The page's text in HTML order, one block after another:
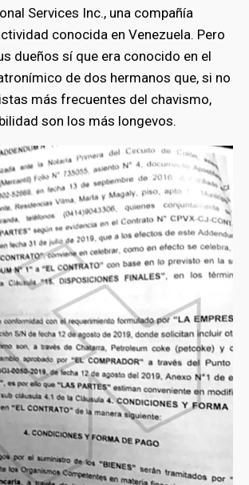
Services Inc., una compañía
conocida en Venezuela. Pero
dueños sí que era conocido en el
de dos hermanos que, si no
más frecuentes del chavismo,
son los más longevos.